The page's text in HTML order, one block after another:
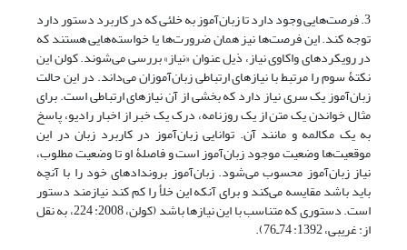
3. فرصت‌هایی وجود دارد تا زبان‌آموز به خلئی که در کاربرد دستور دارد
توجه کند. این فرصت‌ها نیز همان ضرورت‌ها یا خواسته‌هایی هستند که
در رویکردهای واکاوی نیاز، ذیل عنوان «نیاز» بررسی می‌شوند. کولن این
نکتۀ سوم را مرتبط با نیازهای ارتباطی زبان‌آموزان می‌داند. در این حالت
زبان‌آموز یک سری نیاز دارد که بخشی از آن نیازهای ارتباطی است. برای
مثال خواندن یک متن از یک روزنامه، درک یک خبر از اخبار رادیو، پاسخ
به یک مکالمه و مانند آن. توانایی زبان‌آموز در کاربرد زبان در این
موقعیت‌ها وضعیت موجود زبان‌آموز است و فاصلۀ او تا وضعیت مطلوب،
نیاز زبان‌آموز محسوب می‌شود. زبان‌آموز بروندادهای خود را با آنچه
باید باشد مقایسه می‌کند و برای آنکه این خلأ را کم کند نیازمند دستور
است. دستوری که متناسب با این نیازها باشد (کولن، 2008: 224، به نقل
از: غریبی، 1392: 74‌ـ‌76).